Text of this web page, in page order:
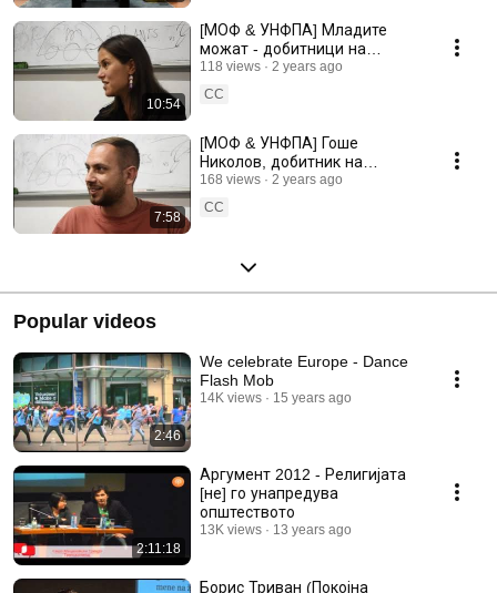
10:54
[МОФ & УНФПА] Младите
можат - добитници на
Наградата за младинско
учество 2023
118 views
2 years ago
CC
7:58
[МОФ & УНФПА] Гоше
Николов, добитник на
Наградата за младинско
учество во индивидуална
категорија
168 views
2 years ago
CC
Popular videos
2:46
We celebrate Europe - Dance
Flash Mob
14K views 15 years ago
2:11:18
Аргумент 2012 - Религијата
[не] го унапредува
општеството
13K views 13 years ago
Борис Триван (Покојна